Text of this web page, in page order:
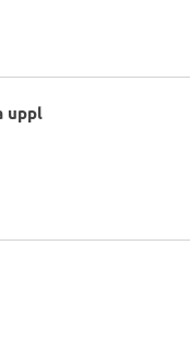
uppl